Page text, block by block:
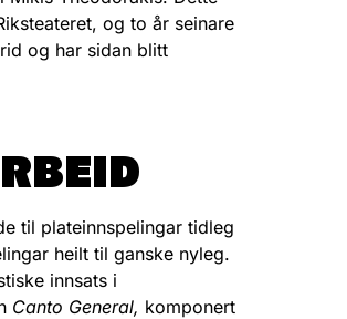
og to år seinare
og har sidan blitt
til plateinnspelingar tidleg
heilt til ganske nyleg.
innsats i
Canto General, komponert